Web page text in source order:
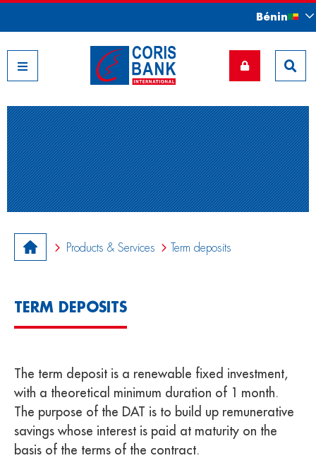
Bénin
Products & Services Term deposits
TERM DEPOSITS
The term deposit is a renewable fixed investment,
with a theoretical minimum duration of 1 month.
The purpose of the DAT is to build up remunerative
savings whose interest is paid at maturity on the
basis of the terms of the contract.